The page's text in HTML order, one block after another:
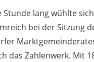
Stunde lang wühlte
bei der Sitzung
das Zahlenwerk. Mit